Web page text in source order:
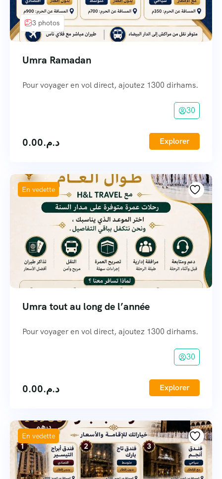
3 photos
Umra Ramadan
Pour voyager en vol direct, ajoutez 1300 dirhams.
30
د.م.0.00 Explorer
En vedette
Umra tout au long de l’année
Pour voyager en vol direct, ajoutez 1300 dirhams.
30
د.م.0.00 Explorer
En vedette